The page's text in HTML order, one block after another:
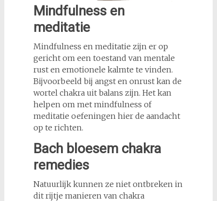
Mindfulness en
meditatie
Mindfulness en meditatie zijn er op
gericht om een toestand van mentale
rust en emotionele kalmte te vinden.
Bijvoorbeeld bij angst en onrust kan de
wortel chakra uit balans zijn. Het kan
helpen om met mindfulness of
meditatie oefeningen hier de aandacht
op te richten.
Bach bloesem chakra
remedies
Natuurlijk kunnen ze niet ontbreken in
dit rijtje manieren van chakra